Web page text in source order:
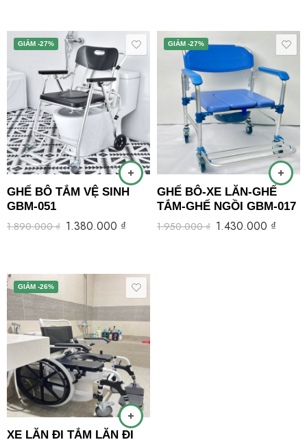
GIẢM -27%
GHẾ BÔ TẮM VỆ SINH
GBM-051
1.890.000₫ 1.380.000 ₫
GIẢM -27%
GHẾ BÔ-XE LĂN-GHẾ
TẮM-GHẾ NGỒI GBM-017
1.950.000₫ 1.430.000 ₫
GIẢM -26%
XE LĂN ĐI TẮM LĂN ĐI